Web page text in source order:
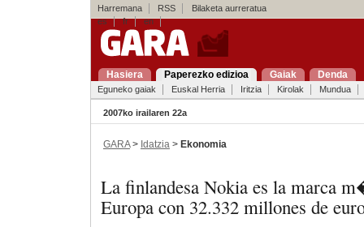
Harremana RSS
Bilaketa aurreratua
es
fr en
Hasiera Paperezko edizioa Gaiak Denda
Eguneko gaiak Euskal Herria Iritzia Kirolak Mundua
2007ko irailaren 22a
GARA> Idatzia > Ekonomia
La finlandesa Nokia es la marca
Europa con 32.332 millones de